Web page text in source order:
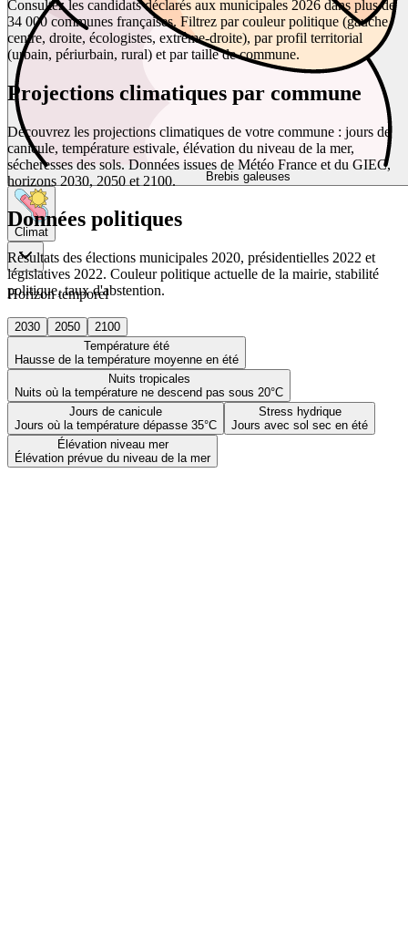
Brebis galeuses
Climat
Horizon temporel
2030 2050
2100
Température été
Hausse de la température moyenne en été
Nuits tropicales
Nuits où la température ne descend pas sous 20°C
Jours de canicule
Jours où la température dépasse 35°C
Stress hydrique
Jours avec sol sec en été
Élévation niveau mer
Élévation prévue du niveau de la mer
Consultez les candidats déclarés aux municipales 2026 dans plus de
34 000 communes françaises. Filtrez par couleur politique (gauche,
centre, droite, écologistes, extrême-droite), par profil territorial
(urbain, périurbain, rural) et par taille de commune.
Projections climatiques par commune
Découvrez les projections climatiques de votre commune : jours de
canicule, température estivale, élévation du niveau de la mer,
sécheresses des sols. Données issues de Météo France et du GIEC,
horizons 2030, 2050 et 2100.
Données politiques
Résultats des élections municipales 2020, présidentielles 2022 et
législatives 2022. Couleur politique actuelle de la mairie, stabilité
politique, taux d'abstention.